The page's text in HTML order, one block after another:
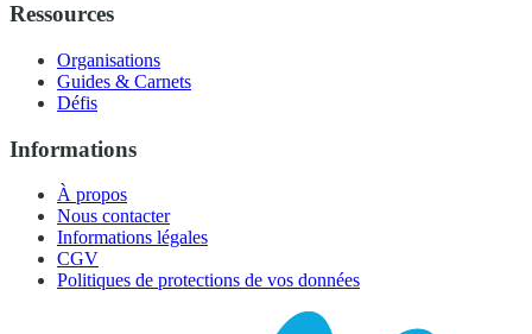
Ressources
Organisations
Guides & Carnets
Défis
Informations
À propos
Nous contacter
Informations légales
CGV
Politiques de protections de vos données